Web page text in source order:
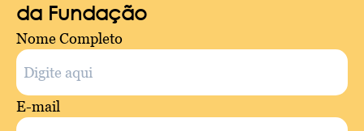
da Fundação
Nome Completo
E-mail